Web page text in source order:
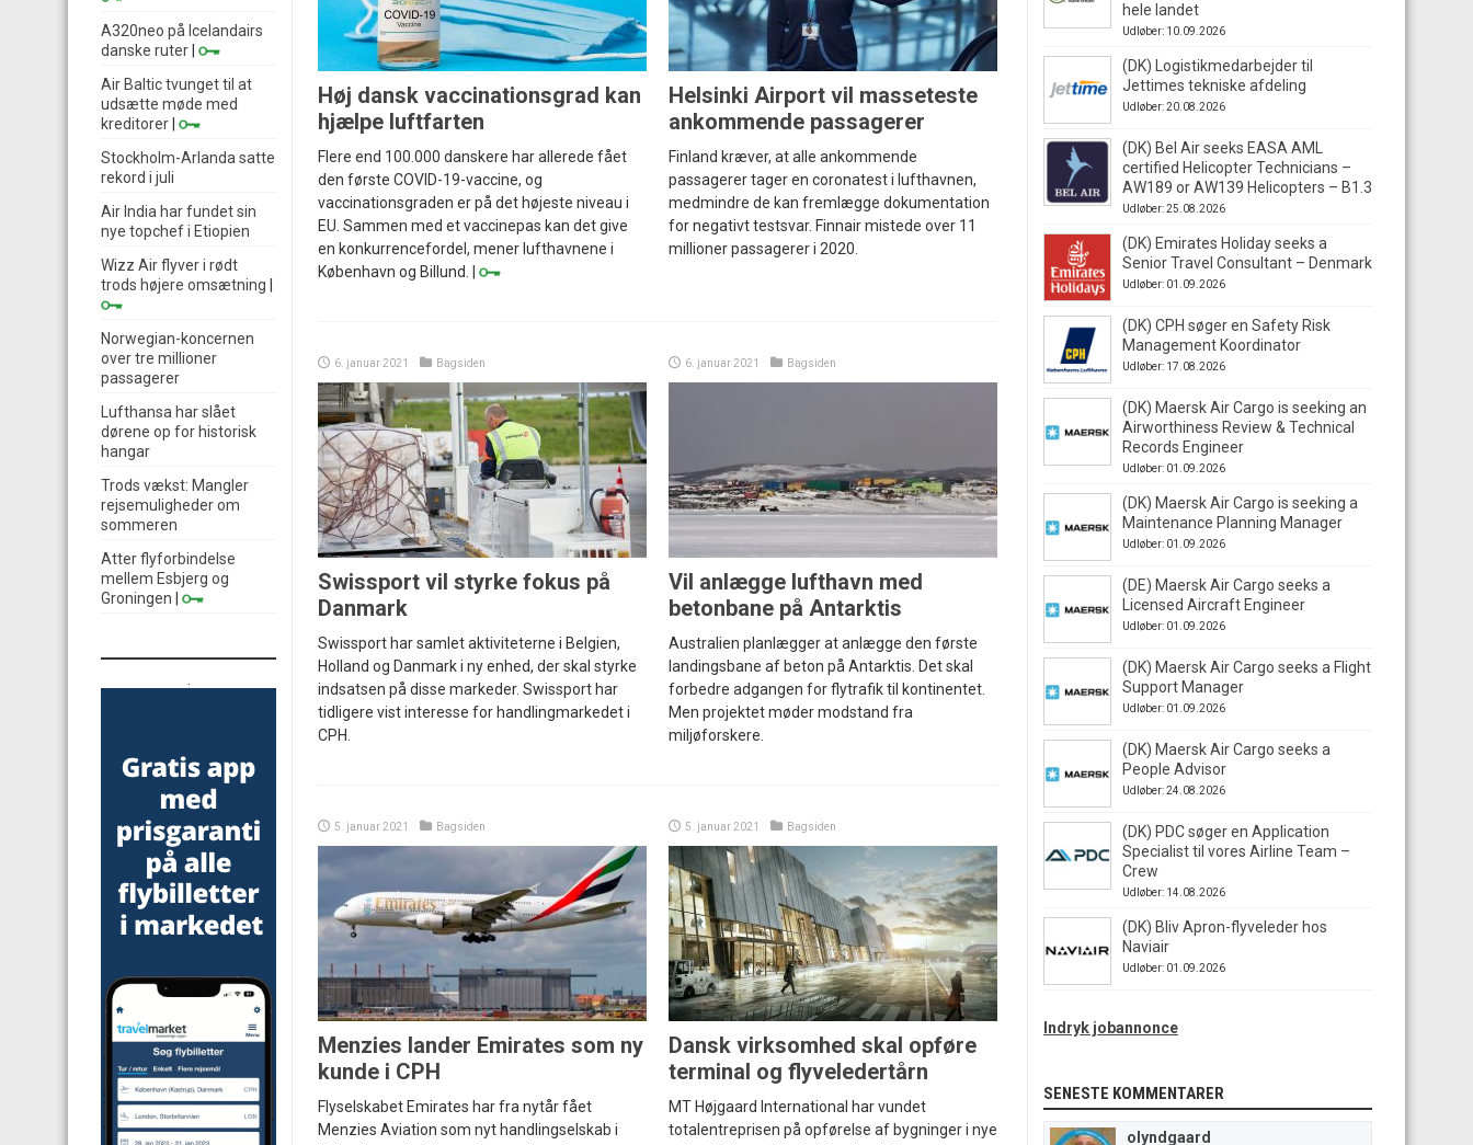
Høj dansk vaccinationsgrad kan
hjælpe luftfarten
Flere end 100.000 danskere har allerede fået
den første COVID-19-vaccine, og
vaccinationsgraden er på det højeste niveau i
EU. Sammen med et vaccinepas kan det give
en konkurrencefordel, mener lufthavnene i
København og Billund. |
Helsinki Airport vil masseteste
ankommende passagerer
Finland kræver, at alle ankommende
passagerer tager en coronatest i lufthavnen,
medmindre de kan fremlægge dokumentation
for negativt testsvar. Finnair mistede over 11
millioner passagerer i 2020.
6. januar 2021 Bagsiden
Swissport vil styrke fokus på
Danmark
Swissport har samlet aktiviteterne i Belgien,
Holland og Danmark i ny enhed, der skal styrke
indsatsen på disse markeder. Swissport har
tidligere vist interesse for handlingmarkedet i
CPH.
6. januar 2021 Bagsiden
Vil anlægge lufthavn med
betonbane på Antarktis
Australien planlægger at anlægge den første
landingsbane af beton på Antarktis. Det skal
forbedre adgangen for flytrafik til kontinentet.
Men projektet møder modstand fra
miljøforskere.
5. januar 2021 Bagsiden
Menzies lander Emirates som ny
kunde i CPH
Flyselskabet Emirates har fra nytår fået
Menzies Aviation som nyt handlingselskab i
5. januar 2021 Bagsiden
Dansk virksomhed skal opføre
terminal og flyveledertårn
MT Højgaard International har vundet
totalentreprisen på opførelse af bygninger i nye
A320neo på Icelandairs
danske ruter
Air Baltic tvunget til at
udsætte møde med
kreditorer
Stockholm-Arlanda satte
rekord i juli
Air India har fundet sin
nye topchef i Etiopien
Wizz Air flyver i rødt
trods højere omsætning
Norwegian-koncernen
over tre millioner
passagerer
Lufthansa har slået
dørene op for historisk
hangar
Trods vækst: Mangler
rejsemuligheder om
sommeren
Atter flyforbindelse
mellem Esbjerg og
Groningen
hele landet
Udløber: 10.09.2026
(DK) Logistikmedarbejder til
Jettimes tekniske afdeling
Udløber: 20.08.2026
(DK) Bel Air seeks EASA AML
certified Helicopter Technicians –
AW189 or AW139 Helicopters – B1.3
Udløber: 25.08.2026
(DK) Emirates Holiday seeks a
Senior Travel Consultant – Denmark
Udløber: 01.09.2026
(DK) CPH søger en Safety Risk
Management Koordinator
Udløber: 17.08.2026
(DK) Maersk Air Cargo is seeking an
Airworthiness Review & Technical
Records Engineer
Udløber: 01.09.2026
(DK) Maersk Air Cargo is seeking a
Maintenance Planning Manager
Udløber: 01.09.2026
(DE) Maersk Air Cargo seeks a
Licensed Aircraft Engineer
Udløber: 01.09.2026
(DK) Maersk Air Cargo seeks a Flight
Support Manager
Udløber: 01.09.2026
(DK) Maersk Air Cargo seeks a
People Advisor
Udløber: 24.08.2026
(DK) PDC søger en Application
Specialist til vores Airline Team –
Crew
Udløber: 14.08.2026
(DK) Bliv Apron-flyveleder hos
Naviair
Udløber: 01.09.2026
Indryk jobannonce
SENESTE KOMMENTARER
olyndgaard